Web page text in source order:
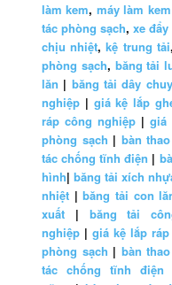
làm kem, máy làm
tác phòng sạch, xe
chịu nhiệt,kệ trung tải,
phòng sạch, băng tải
lăn | băng tải dây
nghiệp | giá kệ lắp
ráp công nghiệp |giá
phòng sạch | bàn
tác chống tĩnh điện |
hình| băng tải xích
nhiệt |băng tải con
xuất | băng tải
nghiệp | giá kệ lắp
phòng sạch | bàn
tác chống tĩnh điện